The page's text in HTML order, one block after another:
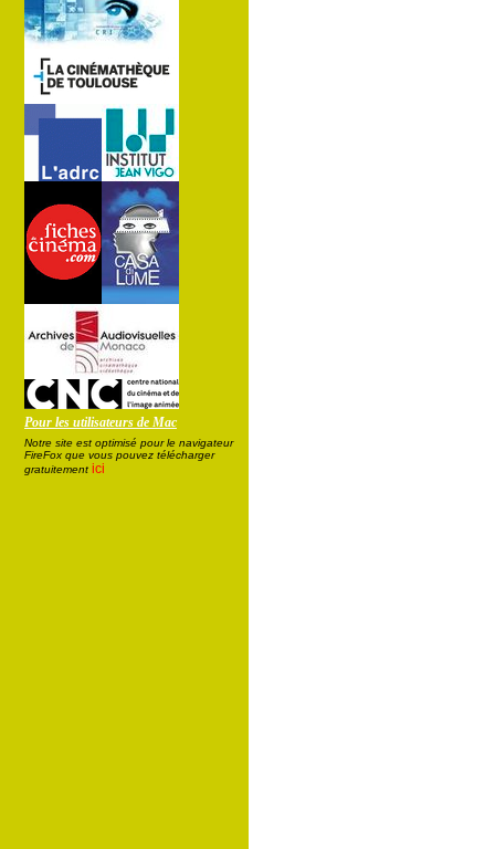
Pour les utilisateurs de Mac
Notre site est optimisé pour le navigateur
FireFox que vous pouvez télécharger
gratuitement ici